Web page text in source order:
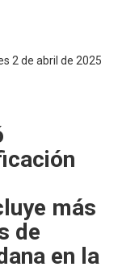
2 de abril de 2025
más
de
en la